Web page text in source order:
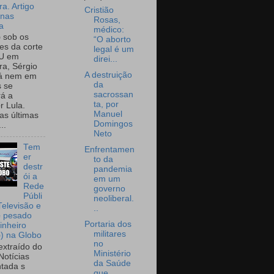
Artigo
sob os
da corte
em
Sérgio
nem em
se
a
Lula.
últimas
Tem
er
destr
ói a
Rede
Públi
e
pesado
na Globo
do
s
Cristião
Rosas,
médico:
“O aborto
legal é um
direi...
A destruição
da
sacrossan
ta, por
Manuel
Domingos
Neto
Enfrentamen
to da
pandemia
em um
governo
neoliberal.
..
Portaria dos
militares
no
Ministério
da Saúde